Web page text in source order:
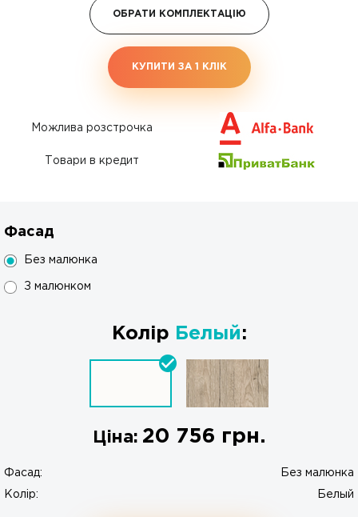
ОБРАТИ КОМПЛЕКТАЦІЮ
КУПИТИ ЗА 1 КЛIК
Можлива розстрочка
Товари в кредит
Фасад
Без малюнка
З малюнком
Колір Белый:
Ціна: 20 756 грн.
Фасад: Без малюнка
Колір: Белый